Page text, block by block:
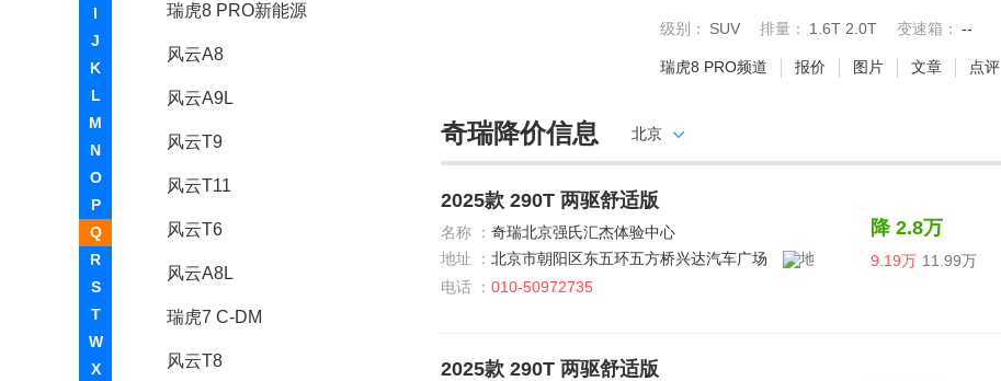
I
J
K
L
M
N
O
P
Q
R
S
T
W
X
瑞虎8 PRO新能源
风云A8
风云A9L
风云T9
风云T11
风云T6
风云A8L
瑞虎7 C-DM
风云T8
级别： SUV 排量： 1.6T 2.0T 变速箱： --
瑞虎8 PRO频道 报价 图片 文章 点评
奇瑞降价信息 北京
2025款 290T 两驱舒适版
名称 ： 奇瑞北京强氏汇杰体验中心
地址 ： 北京市朝阳区东五环五方桥兴达汽车广场
电话 ： 010-50972735
降 2.8万
9.19万 11.99万
2025款 290T 两驱舒适版